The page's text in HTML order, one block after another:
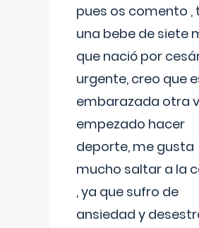
pues os comento ,
una bebe de siete
que nació por
urgente, creo que
embarazada otra
empezado hacer
deporte, me gusta
mucho saltar a la
, ya que sufro de
ansiedad y